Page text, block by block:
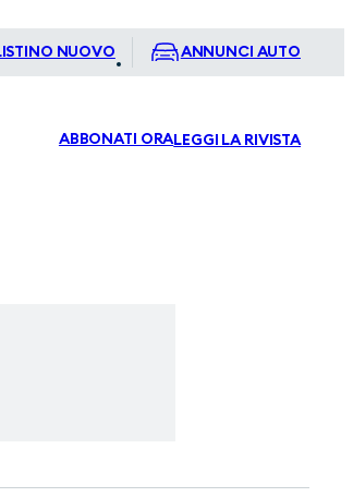
NUOVO ANNUNCI AUTO
ABBONATI ORALEGGI LA RIVISTA